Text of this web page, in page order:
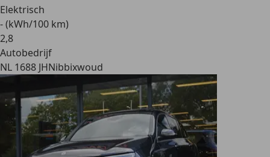
Elektrisch
- (kWh/100 km)
2,8
Autobedrijf
NL 1688 JHNibbixwoud